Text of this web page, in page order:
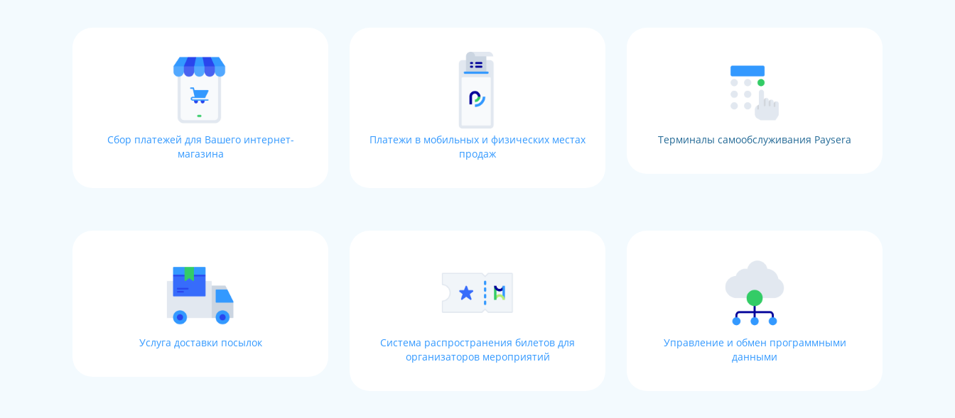
Сбор платежей для Вашего интернет-
магазина
Платежи в мобильных и физических местах
продаж
Терминалы самообслуживания Paysera
Услуга доставки посылок
Система распространения билетов для
организаторов мероприятий
Управление и обмен программными
данными